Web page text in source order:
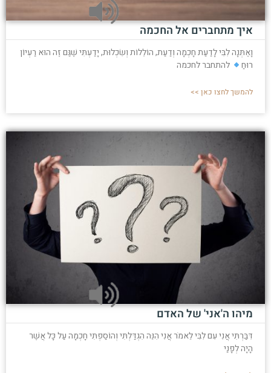
איך מתחברים אל החכמה
וָאֶתְּנָה לִבִּי לָדַעַת חָכְמָה וְדַעַת, הוֹלֵלוֹת וְשִׂכְלוּת, יָדַעְתִּי שֶׁגַּם זֶה הוּא רַעְיוֹן
רוּחַ
להתחבר לחכמה
להמשך לחצו כאן >>
מיהו ה'אני' של האדם
דִּבַּרְתִּי אֲנִי עִם לִבִּי לֵאמֹר אֲנִי הִנֵּה הִגְדַּלְתִּי וְהוֹסַפְתִּי חָכְמָה עַל כָּל אֲשֶׁר
הָיָה לְפָנַי